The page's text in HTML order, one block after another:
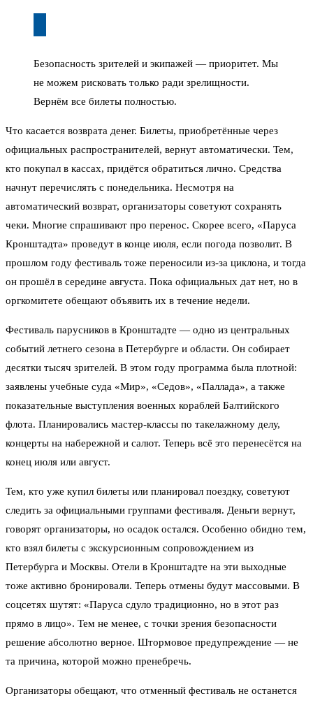
Безопасность зрителей и экипажей — приоритет. Мы
не можем рисковать только ради зрелищности.
Вернём все билеты полностью.
Что касается возврата денег. Билеты, приобретённые через
официальных распространителей, вернут автоматически. Тем,
кто покупал в кассах, придётся обратиться лично. Средства
начнут перечислять с понедельника. Несмотря на
автоматический возврат, организаторы советуют сохранять
чеки. Многие спрашивают про перенос. Скорее всего, «Паруса
Кронштадта» проведут в конце июля, если погода позволит. В
прошлом году фестиваль тоже переносили из-за циклона, и тогда
он прошёл в середине августа. Пока официальных дат нет, но в
оргкомитете обещают объявить их в течение недели.
Фестиваль парусников в Кронштадте — одно из центральных
событий летнего сезона в Петербурге и области. Он собирает
десятки тысяч зрителей. В этом году программа была плотной:
заявлены учебные суда «Мир», «Седов», «Паллада», а также
показательные выступления военных кораблей Балтийского
флота. Планировались мастер-классы по такелажному делу,
концерты на набережной и салют. Теперь всё это перенесётся на
конец июля или август.
Тем, кто уже купил билеты или планировал поездку, советуют
следить за официальными группами фестиваля. Деньги вернут,
говорят организаторы, но осадок остался. Особенно обидно тем,
кто взял билеты с экскурсионным сопровождением из
Петербурга и Москвы. Отели в Кронштадте на эти выходные
тоже активно бронировали. Теперь отмены будут массовыми. В
соцсетях шутят: «Паруса сдуло традиционно, но в этот раз
прямо в лицо». Тем не менее, с точки зрения безопасности
решение абсолютно верное. Штормовое предупреждение — не
та причина, которой можно пренебречь.
Организаторы обещают, что отменный фестиваль не останется